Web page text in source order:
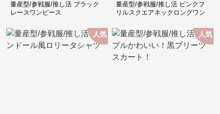
量産型/参戦服/推し活 ブラック
レースワンピース
量産型/参戦服/推し活 ピンクフ
リルスクエアネックロングワン
人気 人気